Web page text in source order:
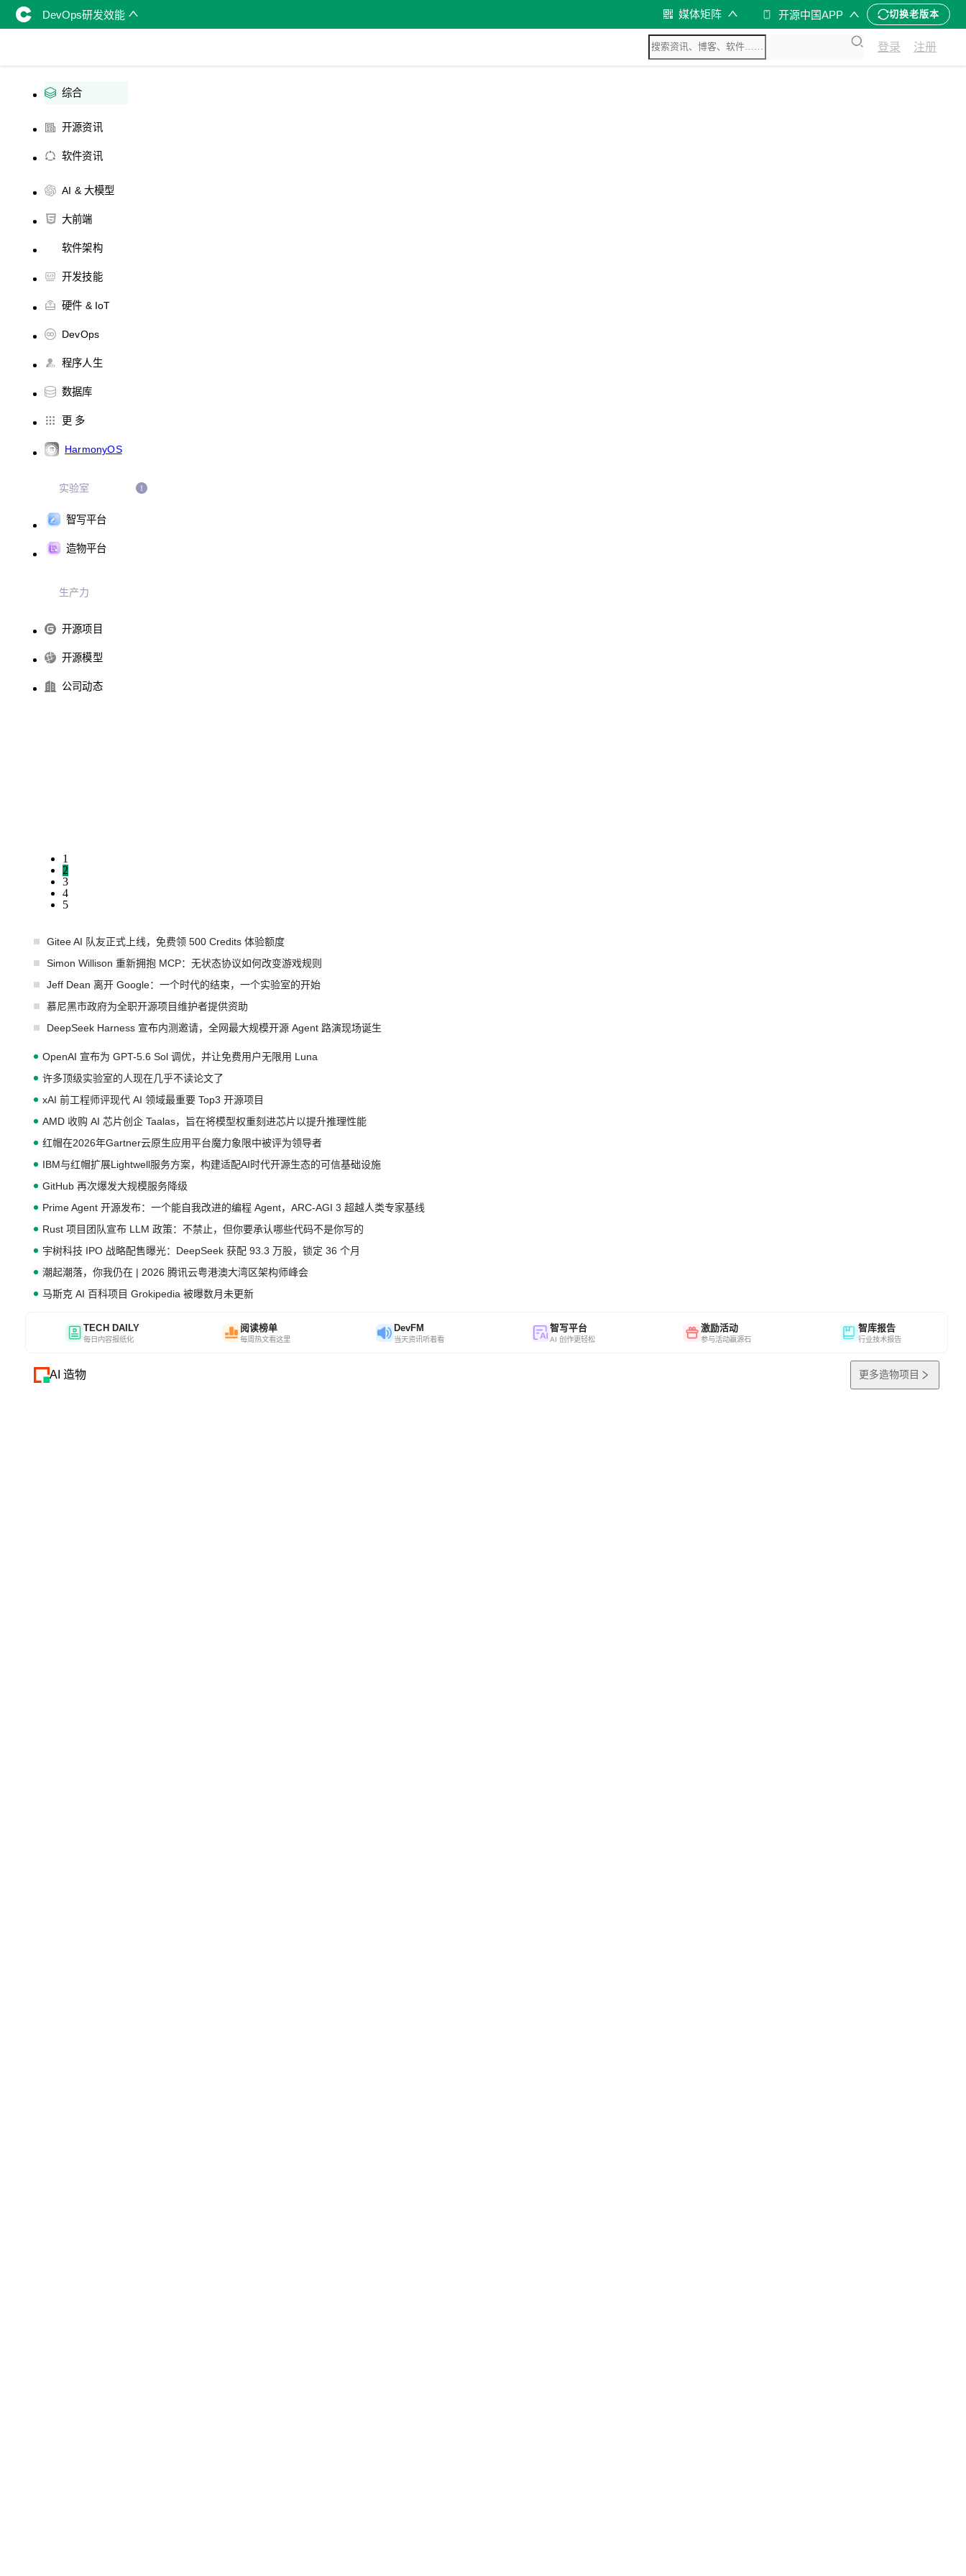
DevOps研发效能 媒体矩阵 开源中国APP 切换老版本
登录 注册
综合
开源资讯
软件资讯
AI & 大模型
大前端
软件架构
开发技能
硬件 & IoT
DevOps
程序人生
数据库
更 多
HarmonyOS
实验室
智写平台
造物平台
生产力
开源项目
开源模型
公司动态
1
2
3
4
5
Gitee AI 队友正式上线，免费领 500 Credits 体验额度
Simon Willison 重新拥抱 MCP：无状态协议如何改变游戏规则
Jeff Dean 离开 Google：一个时代的结束，一个实验室的开始
慕尼黑市政府为全职开源项目维护者提供资助
DeepSeek Harness 宣布内测邀请，全网最大规模开源 Agent 路演现场诞生
OpenAI 宣布为 GPT-5.6 Sol 调优，并让免费用户无限用 Luna
许多顶级实验室的人现在几乎不读论文了
xAI 前工程师评现代 AI 领域最重要 Top3 开源项目
AMD 收购 AI 芯片创企 Taalas，旨在将模型权重刻进芯片以提升推理性能
红帽在2026年Gartner云原生应用平台魔力象限中被评为领导者
IBM与红帽扩展Lightwell服务方案，构建适配AI时代开源生态的可信基础设施
GitHub 再次爆发大规模服务降级
Prime Agent 开源发布：一个能自我改进的编程 Agent，ARC-AGI 3 超越人类专家基线
Rust 项目团队宣布 LLM 政策：不禁止，但你要承认哪些代码不是你写的
宇树科技 IPO 战略配售曝光：DeepSeek 获配 93.3 万股，锁定 36 个月
潮起潮落，你我仍在 | 2026 腾讯云粤港澳大湾区架构师峰会
马斯克 AI 百科项目 Grokipedia 被曝数月未更新
TECH DAILY
每日内容报纸化
阅读榜单
每周热文看这里
DevFM
当天资讯听着看
智写平台
AI 创作更轻松
激励活动
参与活动赢源石
智库报告
行业技术报告
AI 造物 更多造物项目